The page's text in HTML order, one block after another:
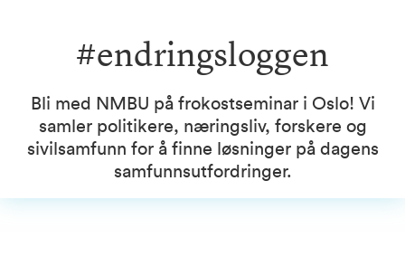
#endringsloggen
Bli med NMBU på frokostseminar i Oslo! Vi
samler politikere, næringsliv, forskere og
sivilsamfunn for å finne løsninger på dagens
samfunnsutfordringer.